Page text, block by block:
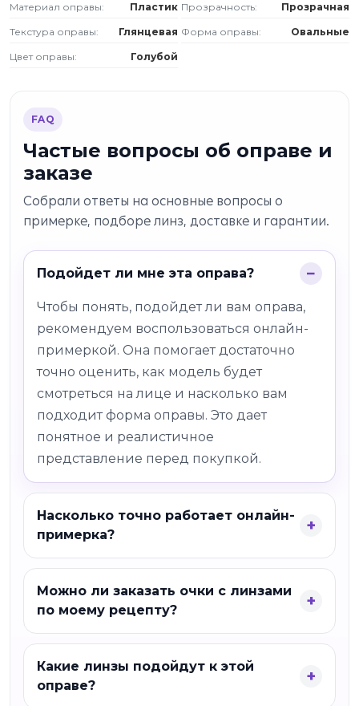
Материал оправы: Пластик Прозрачность: Прозрачная
Текстура оправы: Глянцевая Форма оправы: Овальные
Цвет оправы: Голубой
FAQ
Частые вопросы об оправе и
заказе
Собрали ответы на основные вопросы о
примерке, подборе линз, доставке и гарантии.
Подойдет ли мне эта оправа?
Чтобы понять, подойдет ли вам оправа,
рекомендуем воспользоваться онлайн-
примеркой. Она помогает достаточно
точно оценить, как модель будет
смотреться на лице и насколько вам
подходит форма оправы. Это дает
понятное и реалистичное
представление перед покупкой.
Насколько точно работает онлайн-
примерка?
Можно ли заказать очки с линзами
по моему рецепту?
Какие линзы подойдут к этой
оправе?